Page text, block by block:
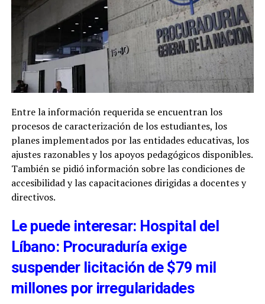
Entre la información requerida se encuentran los
procesos de caracterización de los estudiantes, los
planes implementados por las entidades educativas, los
ajustes razonables y los apoyos pedagógicos disponibles.
También se pidió información sobre las condiciones de
accesibilidad y las capacitaciones dirigidas a docentes y
directivos.
Le puede interesar: Hospital del
Líbano: Procuraduría exige
suspender licitación de $79 mil
millones por irregularidades